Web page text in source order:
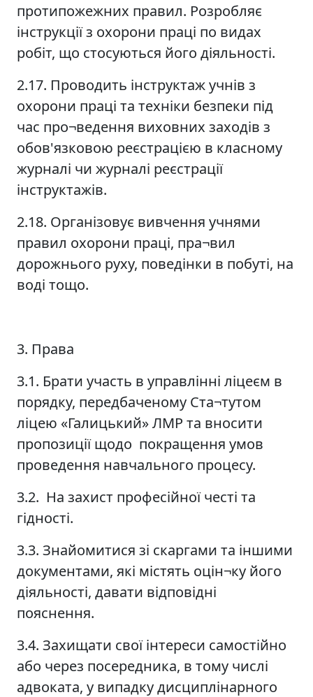
протипожежних правил. Розробляє
інструкції з охорони праці по видах
робіт, що стосуються його діяльності.
2.17. Проводить інструктаж учнів з
охорони праці та техніки безпеки під
час про¬ведення виховних заходів з
обов'язковою реєстрацією в класному
журналі чи журналі реєстрації
інструктажів.
2.18. Організовує вивчення учнями
правил охорони праці, пра¬вил
дорожнього руху, поведінки в побуті, на
воді тощо.
3. Права
3.1. Брати участь в управлінні ліцеєм в
порядку, передбаченому Ста¬тутом
ліцею «Галицький» ЛМР та вносити
пропозиції щодо покращення умов
проведення навчального процесу.
3.2. На захист професійної честі та
гідності.
3.3. Знайомитися зі скаргами та іншими
документами, які містять оцін¬ку його
діяльності, давати відповідні
пояснення.
3.4. Захищати свої інтереси самостійно
або через посередника, в тому числі
адвоката, у випадку дисциплінарного